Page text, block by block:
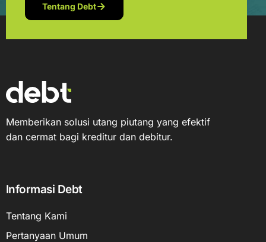
Tentang Debt
Memberikan solusi utang piutang yang efektif
dan cermat bagi kreditur dan debitur.
Informasi Debt
Tentang Kami
Pertanyaan Umum